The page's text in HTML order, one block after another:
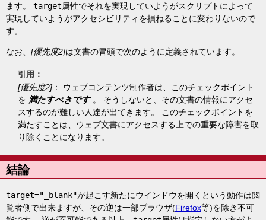
ます。 target属性でそれを実現していようがスクリプトによって
実現していようがアクセシビリティを損ねることに変わりないので
す。
なお、 [優先度2]は文書の冒頭で次のように定義されています。
[優先度2] ： ウェブコンテンツ制作者は、このチェックポイント
を 満たすべきです。 そうしないと、その文書の情報にアクセ
スするのが難しい人達が出てきます。 このチェックポイントを
満たすことは、ウェブ文書にアクセスする上での重要な障害を取
り除くことになります。
結論
target="_blank"が起こす新たにウインドウを開くという動作は閲
覧者側で出来ますが、その逆は一部ブラウザ(Firefox等)を除き不可